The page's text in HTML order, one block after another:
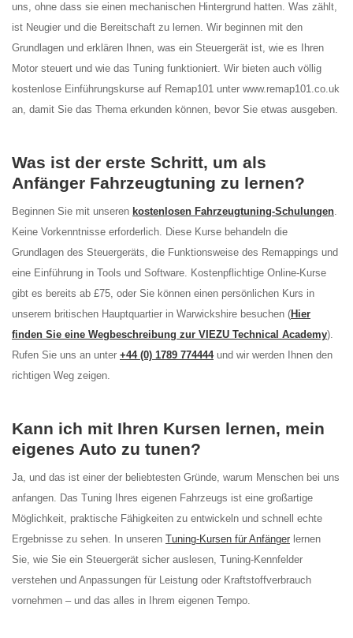
uns, ohne dass sie einen mechanischen Hintergrund hatten. Was zählt,
ist Neugier und die Bereitschaft zu lernen. Wir beginnen mit den
Grundlagen und erklären Ihnen, was ein Steuergerät ist, wie es Ihren
Motor steuert und wie das Tuning funktioniert. Wir bieten auch völlig
kostenlose Einführungskurse auf Remap101 unter www.remap101.co.uk
an, damit Sie das Thema erkunden können, bevor Sie etwas ausgeben.
Was ist der erste Schritt, um als
Anfänger Fahrzeugtuning zu lernen?
Beginnen Sie mit unseren kostenlosen Fahrzeugtuning-Schulungen.
Keine Vorkenntnisse erforderlich. Diese Kurse behandeln die
Grundlagen des Steuergeräts, die Funktionsweise des Remappings und
eine Einführung in Tools und Software. Kostenpflichtige Online-Kurse
gibt es bereits ab £75, oder Sie können einen persönlichen Kurs in
unserem britischen Hauptquartier in Warwickshire besuchen (Hier
finden Sie eine Wegbeschreibung zur VIEZU Technical Academy).
Rufen Sie uns an unter +44 (0) 1789 774444und wir werden Ihnen den
richtigen Weg zeigen.
Kann ich mit Ihren Kursen lernen, mein
eigenes Auto zu tunen?
Ja, und das ist einer der beliebtesten Gründe, warum Menschen bei uns
anfangen. Das Tuning Ihres eigenen Fahrzeugs ist eine großartige
Möglichkeit, praktische Fähigkeiten zu entwickeln und schnell echte
Ergebnisse zu sehen. In unseren Tuning-Kursen für Anfänger lernen
Sie, wie Sie ein Steuergerät sicher auslesen, Tuning-Kennfelder
verstehen und Anpassungen für Leistung oder Kraftstoffverbrauch
vornehmen – und das alles in Ihrem eigenen Tempo.